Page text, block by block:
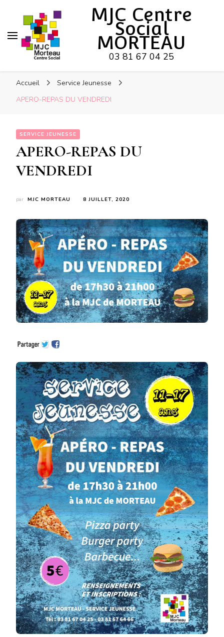
MJC Centre
Social
MORTEAU
03 81 67 04 25
Accueil
Service Jeunesse
APERO-REPAS DU VENDREDI
SERVICE JEUNESSE
APERO-REPAS DU
VENDREDI
par MJC MORTEAU 8 JUILLET, 2020